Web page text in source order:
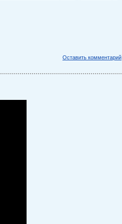
Оставить комментарий